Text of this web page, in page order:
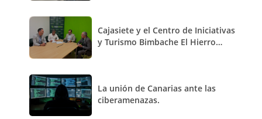
Cajasiete y el Centro de Iniciativas
y Turismo Bimbache El Hierro
La unión de Canarias ante las
ciberamenazas.